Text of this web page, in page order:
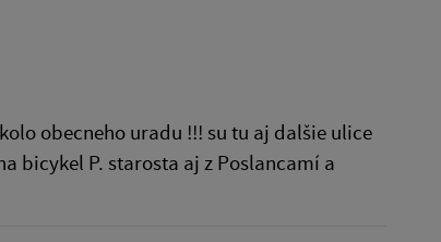
obecneho uradu !!! su tu aj dalšie ulice
bicykel P. starosta aj z Poslancamí a